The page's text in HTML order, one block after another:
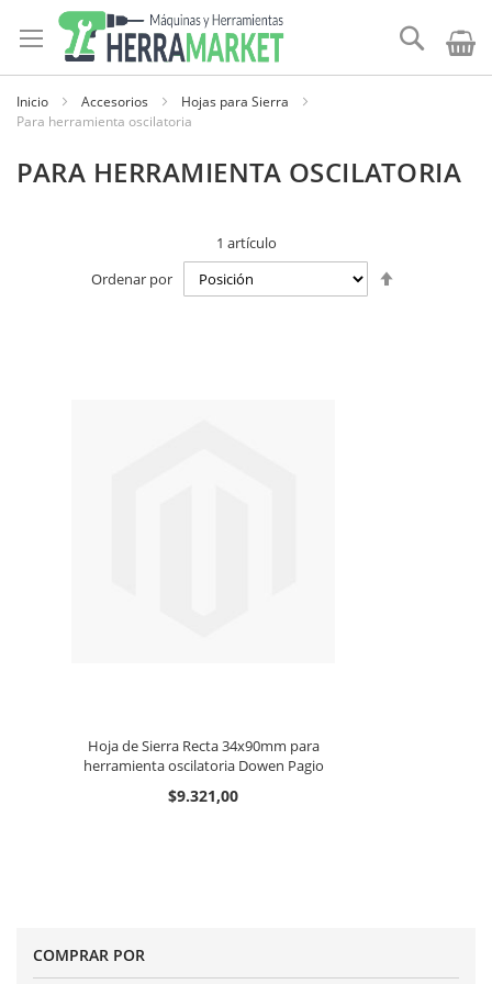
al
contenido
Buscar
Inicio Accesorios
Hojas para Sierra
Para herramienta oscilatoria
PARA HERRAMIENTA OSCILATORIA
1 artículo
Ordenar por
Hoja de Sierra Recta 34x90mm para
herramienta oscilatoria Dowen Pagio
$9.321,00
COMPRAR POR